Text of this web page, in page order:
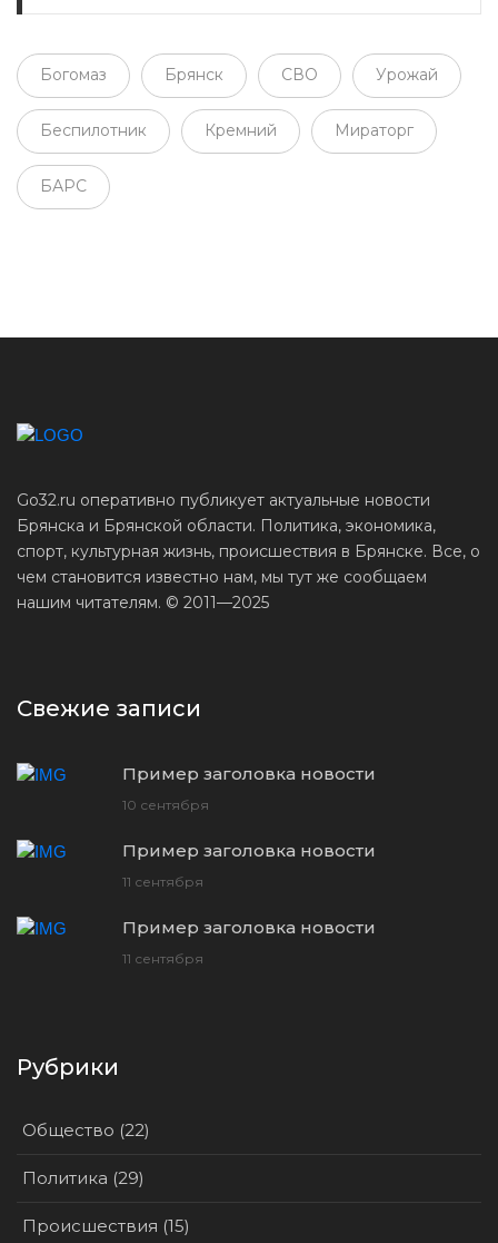
Богомаз Брянск СВО Урожай
Беспилотник Кремний Мираторг
БАРС
Go32.ru оперативно публикует актуальные новости
Брянска и Брянской области. Политика, экономика,
спорт, культурная жизнь, происшествия в Брянске. Все, о
чем становится известно нам, мы тут же сообщаем
нашим читателям. © 2011—2025
Свежие записи
Пример заголовка новости
10 сентября
Пример заголовка новости
11 сентября
Пример заголовка новости
11 сентября
Рубрики
Общество (22)
Политика (29)
Происшествия (15)